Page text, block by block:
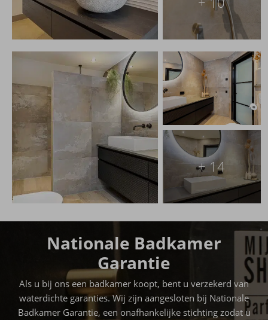
+ 14
Nationale Badkamer
Garantie
Als u bij ons een badkamer koopt, bent u verzekerd van
waterdichte garanties. Wij zijn aangesloten bij Nationale
Badkamer Garantie, een onafhankelijke stichting zodat u